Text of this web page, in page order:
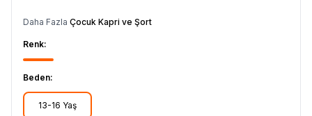
Daha Fazla Çocuk Kapri ve Şort
Renk:
Beden:
13-16 Yaş